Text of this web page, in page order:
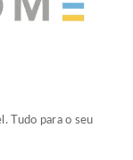
Tudo para o seu